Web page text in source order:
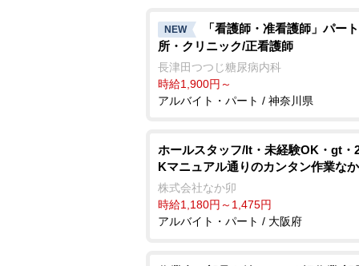
NEW
「看護師・准看護師」パー
所・クリニック/正看護師
長津田つつじ糖尿病内科
時給1,900円～
アルバイト・パート / 神奈川県
ホールスタッフ/lt・未経験OK・gt・
Kマニュアル通りのカンタン作業な
株式会社なか卯
時給1,180円～1,475円
アルバイト・パート / 大阪府